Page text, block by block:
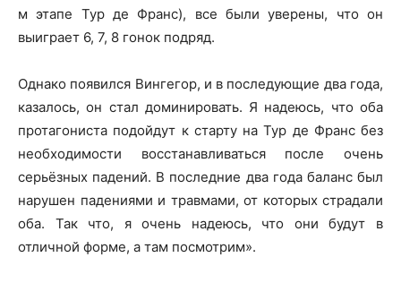
м этапе Тур де Франс), все были уверены, что он
выиграет 6, 7, 8 гонок подряд.
Однако появился Вингегор, и в последующие два года,
казалось, он стал доминировать. Я надеюсь, что оба
протагониста подойдут к старту на Тур де Франс без
необходимости восстанавливаться после очень
серьёзных падений. В последние два года баланс был
нарушен падениями и травмами, от которых страдали
оба. Так что, я очень надеюсь, что они будут в
отличной форме, а там посмотрим».